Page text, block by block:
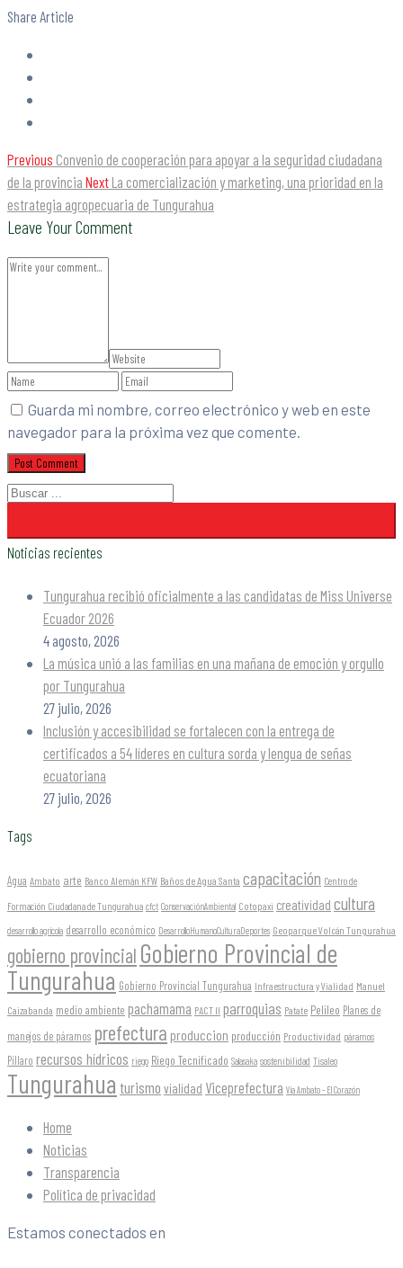
Share Article
Previous Convenio de cooperación para apoyar a la seguridad ciudadana
de la provincia Next La comercialización y marketing, una prioridad en la
estrategia agropecuaria de Tungurahua
Leave Your Comment
Guarda mi nombre, correo electrónico y web en este
navegador para la próxima vez que comente.
Noticias recientes
Tungurahua recibió oficialmente a las candidatas de Miss Universe
Ecuador 2026
4 agosto, 2026
La música unió a las familias en una mañana de emoción y orgullo
por Tungurahua
27 julio, 2026
Inclusión y accesibilidad se fortalecen con la entrega de
certificados a 54 líderes en cultura sorda y lengua de señas
ecuatoriana
27 julio, 2026
Tags
Agua Ambato arte Banco Alemán KFW Baños de Agua Santa capacitación Centro de
Formación Ciudadana de Tungurahua cfct ConservaciónAmbiental Cotopaxi creatividad cultura
desarrollo agrícola desarrollo económico DesarrolloHumanoCulturaDeportes Geoparque Volcán Tungurahua
gobierno provincial Gobierno Provincial de
Tungurahua Gobierno Provincial Tungurahua Infraestructura y Vialidad Manuel
Caizabanda medio ambiente pachamama PACT II parroquias Patate Pelileo Planes de
manejos de páramos prefectura produccion producción Productividad páramos
Píllaro recursos hídricos riego Riego Tecnificado Salasaka sostenibilidad Tisaleo
Tungurahua turismo vialidad Viceprefectura Vía Ambato - El Corazón
Home
Noticias
Transparencia
Política de privacidad
Estamos conectados en